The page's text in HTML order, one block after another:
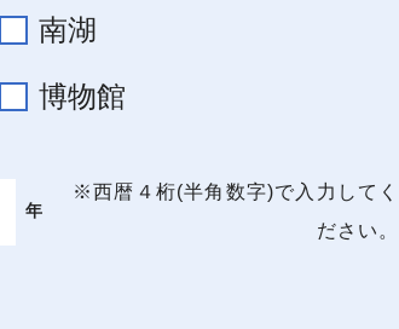
南湖
博物館
年
※西暦４桁(半角数字)で入力してく
ださい。